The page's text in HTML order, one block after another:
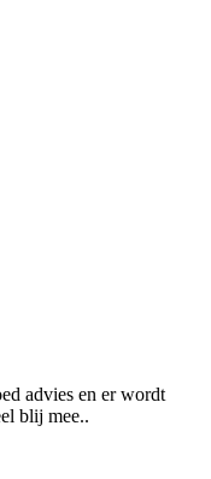
advies en er wordt
blij mee..